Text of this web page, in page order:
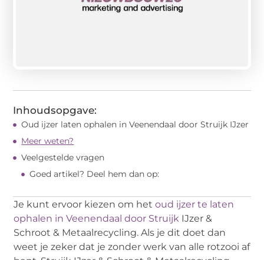
Inhoudsopgave:
Oud ijzer laten ophalen in Veenendaal door Struijk IJzer
Meer weten?
Veelgestelde vragen
Goed artikel? Deel hem dan op:
Je kunt ervoor kiezen om hetoud ijzer te laten
ophalen in Veenendaal door Struijk IJzer &
Schroot & Metaalrecycling. Als je dit doet dan
weet je zeker dat je zonder werk van alle rotzooi af